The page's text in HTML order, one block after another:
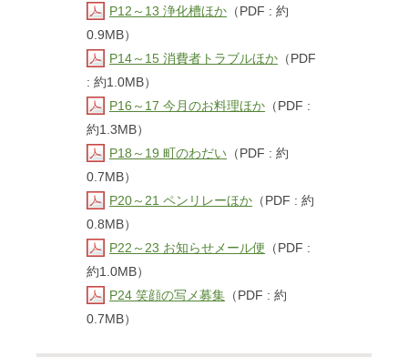
P12～13 浄化槽ほか （PDF : 約
0.9MB）
P14～15 消費者トラブルほか （PDF
: 約1.0MB）
P16～17 今月のお料理ほか （PDF :
約1.3MB）
P18～19 町のわだい （PDF : 約
0.7MB）
P20～21 ペンリレーほか （PDF : 約
0.8MB）
P22～23 お知らせメール便 （PDF :
約1.0MB）
P24 笑顔の写メ募集 （PDF : 約
0.7MB）